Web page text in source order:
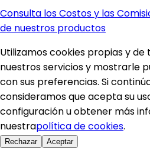
Consulta los Costos y las
de nuestros productos
Utilizamos cookies propias y
nuestros servicios y mostrarle
con sus preferencias. Si
consideramos que acepta su
configuración u obtener más
nuestrapolítica de cookies.
Rechazar Aceptar